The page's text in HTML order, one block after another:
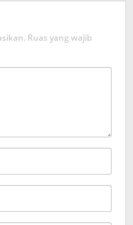
Ruas yang wajib